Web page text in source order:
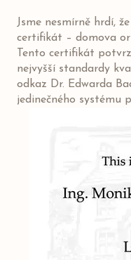
Jsme nesmírně hrdí,
certifikát – domova
Tento certifikát
nejvyšší standardy
odkaz Dr. Edwarda
jedinečného systému